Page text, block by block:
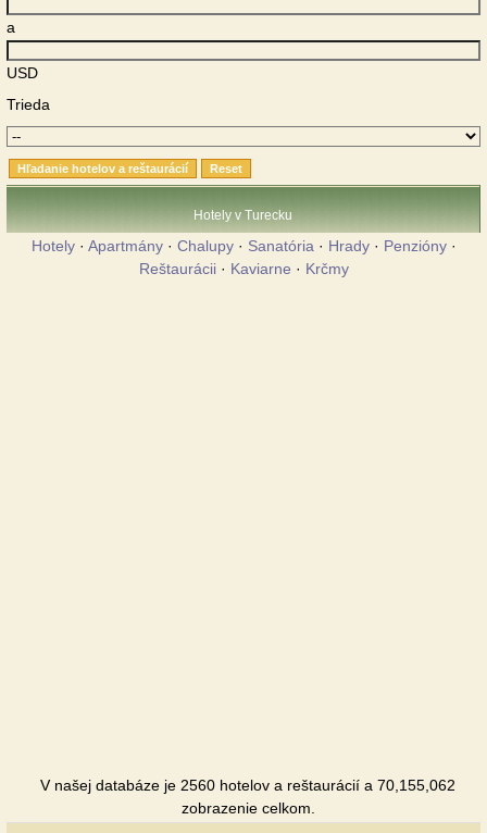
a
USD
Trieda
Hotely v Turecku
Hotely· Apartmány· Chalupy· Sanatória · Hrady· Penzióny·
Reštaurácii· Kaviarne · Krčmy
V našej databáze je 2560 hotelov a reštaurácií a 70,155,062
zobrazenie celkom.